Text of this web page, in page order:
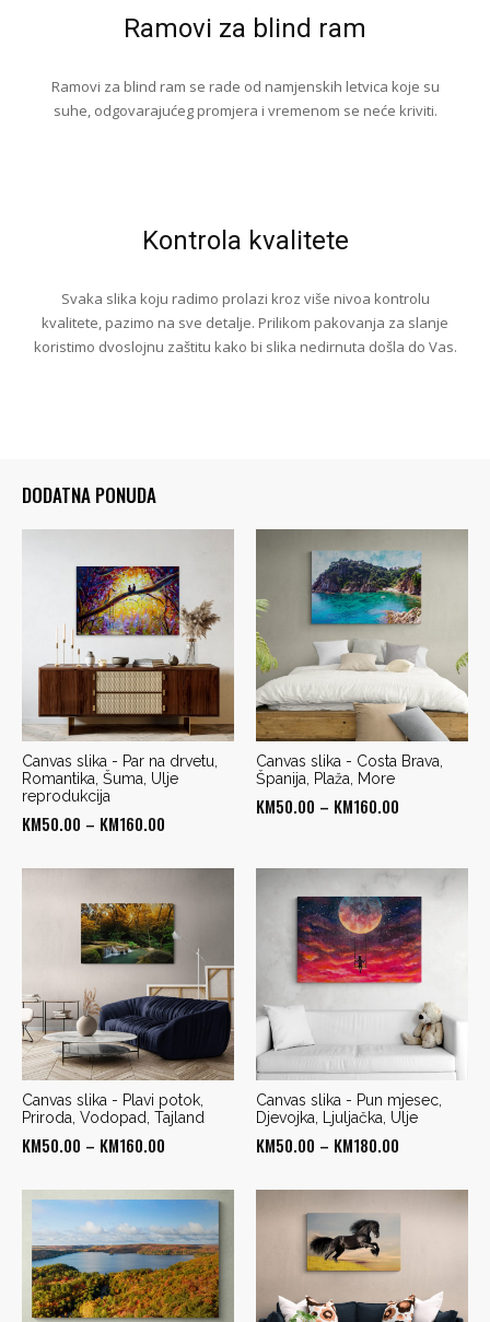
Ramovi za blind ram
Ramovi za blind ram se rade od namjenskih letvica koje su
suhe, odgovarajućeg promjera i vremenom se neće kriviti.
Kontrola kvalitete
Svaka slika koju radimo prolazi kroz više nivoa kontrolu
kvalitete, pazimo na sve detalje. Prilikom pakovanja za slanje
koristimo dvoslojnu zaštitu kako bi slika nedirnuta došla do Vas.
DODATNA PONUDA
Canvas slika - Par na drvetu,
Romantika, Šuma, Ulje
reprodukcija
KM50.00 – KM160.00
through
KM160.00
Canvas slika - Costa Brava,
Španija, Plaža, More
KM50.00 – KM160.00
through
KM160.00
Canvas slika - Plavi potok,
Priroda, Vodopad, Tajland
KM50.00 – KM160.00
KM50.00
through
KM160.00
Canvas slika - Pun mjesec,
Djevojka, Ljuljačka, Ulje
KM50.00 – KM180.00
KM50.00
KM180.00